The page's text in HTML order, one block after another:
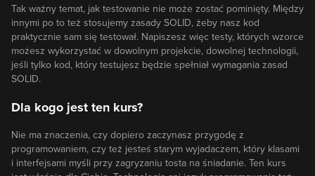
Tak ważny temat, jak testowanie nie może zostać pominięty. Między
innymi po to też stosujemy zasady SOLID, żeby nasz kod
praktycznie sam się testował. Napiszesz więc testy, których wzorce
możesz wykorzystać w dowolnym projekcie, dowolnej technologii,
jeśli tylko kod, który testujesz będzie spełniał wymagania zasad
SOLID.
Dla kogo jest ten kurs?
Nie ma znaczenia, czy dopiero zaczynasz przygodę z
programowaniem, czy też jesteś starym wyjadaczem, który klasami
i interfejsami myśli przy zagryzaniu tosta na śniadanie. Ten kurs